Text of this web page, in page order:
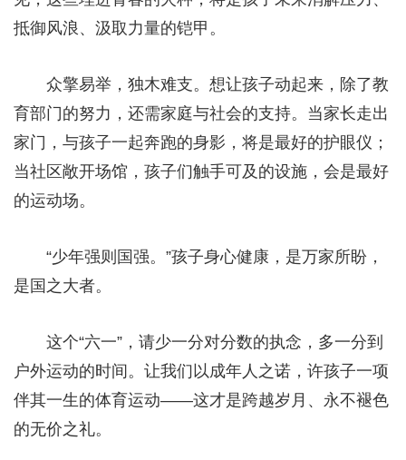
抵御风浪、汲取力量的铠甲。
众擎易举，独木难支。想让孩子动起来，除了教
育部门的努力，还需家庭与社会的支持。当家长走出
家门，与孩子一起奔跑的身影，将是最好的护眼仪；
当社区敞开场馆，孩子们触手可及的设施，会是最好
的运动场。
“少年强则国强。”孩子身心健康，是万家所盼，
是国之大者。
这个“六一”，请少一分对分数的执念，多一分到
户外运动的时间。让我们以成年人之诺，许孩子一项
伴其一生的体育运动——这才是跨越岁月、永不褪色
的无价之礼。